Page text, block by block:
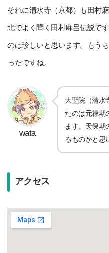
それに清水寺（京都）も田村
北でよく聞く田村麻呂伝説で
のは珍しいと思います。もう
ったですね。
wata
大聖院（清水
たのは元禄期
ます。天保期
るものかと思
アクセス